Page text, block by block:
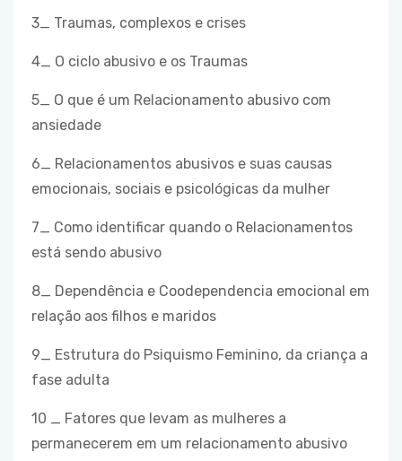
3_ Traumas, complexos e crises
4_ O ciclo abusivo e os Traumas
5_ O que é um Relacionamento abusivo com
ansiedade
6_ Relacionamentos abusivos e suas causas
emocionais, sociais e psicológicas da mulher
7_ Como identificar quando o Relacionamentos
está sendo abusivo
8_ Dependência e Coodependencia emocional em
relação aos filhos e maridos
9_ Estrutura do Psiquismo Feminino, da criança a
fase adulta
10 _ Fatores que levam as mulheres a
permanecerem em um relacionamento abusivo